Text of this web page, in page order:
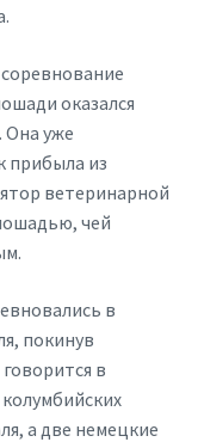
оказался
Она уже
прибыла из
ветеринарной
чей
в
покинув
в
а две немецкие